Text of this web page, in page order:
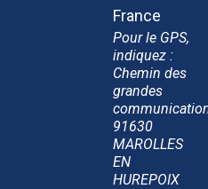
France
Pour le GPS,
indiquez :
Chemin des
grandes
91630
MAROLLES
EN
HUREPOIX